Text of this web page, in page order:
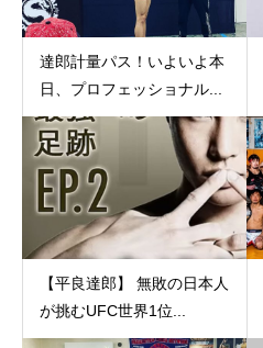
達郎計量パス！いよいよ本
日、プロフェッショナル...
【平良達郎】 無敗の日本人
が挑むUFC世界1位...